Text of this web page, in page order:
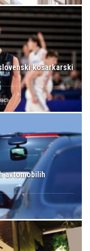
košarkarski
avtomobilih